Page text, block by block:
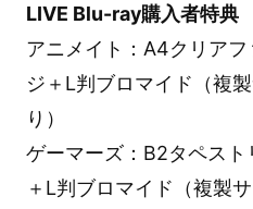
LIVE Blu-ray購入者特典
アニメイト：A4クリア
ジ＋L判ブロマイド（複
り）
ゲーマーズ：B2タペス
＋L判ブロマイド（複製